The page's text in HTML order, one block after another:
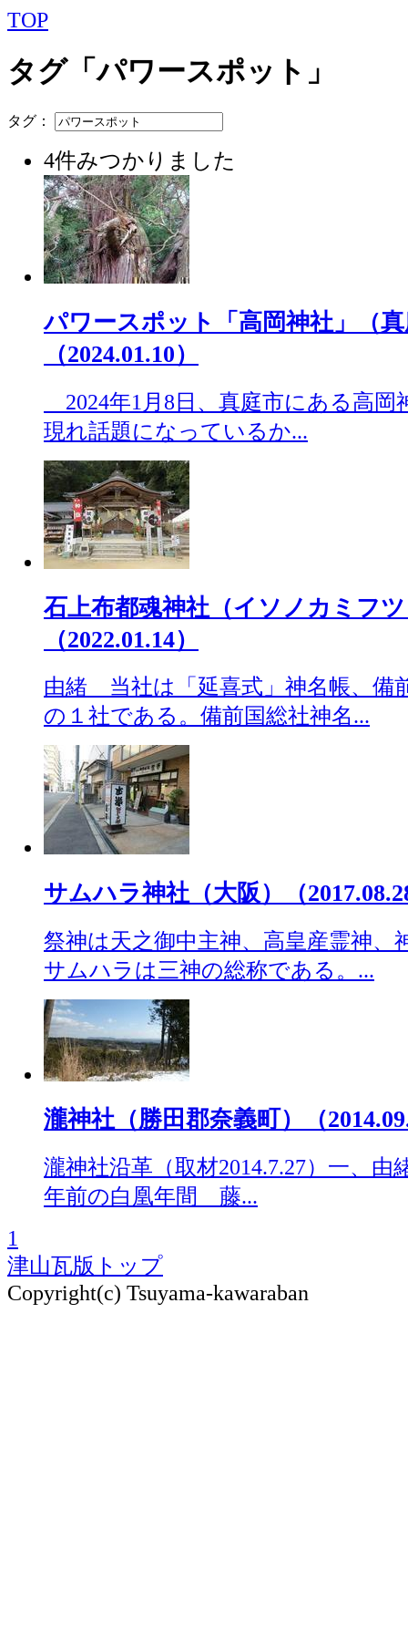
TOP
タグ「パワースポット」
タグ：
4件みつかりました
パワースポット「高岡神社」（
（2024.01.10）
2024年1月8日、真庭市にある高岡
現れ話題になっているか...
石上布都魂神社（イソノカミフ
（2022.01.14）
由緒 当社は「延喜式」神名帳、備
の１社である。備前国総社神名...
サムハラ神社（大阪）（
祭神は天之御中主神、高皇産霊神、
サムハラは三神の総称である。...
瀧神社（勝田郡奈義町）（
瀧神社沿革（取材2014.7.27）一、
年前の白凰年間 藤...
1
津山瓦版トップ
Copyright(c) Tsuyama-kawaraban